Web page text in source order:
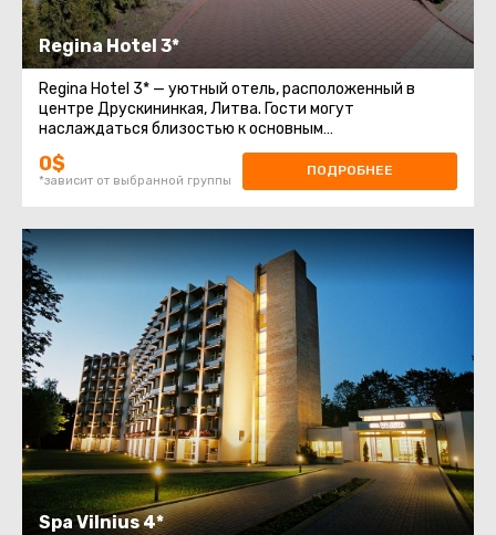
Regina Hotel 3*
Regina Hotel 3* — уютный отель, расположенный в
центре Друскининкая, Литва. Гости могут
наслаждаться близостью к основным
достопримечательностям города, включая
знаменитый
0$
*зависит от выбранной группы
ПОДРОБНЕЕ
Spa Vilnius 4*